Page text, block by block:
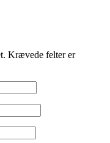
Krævede felter er